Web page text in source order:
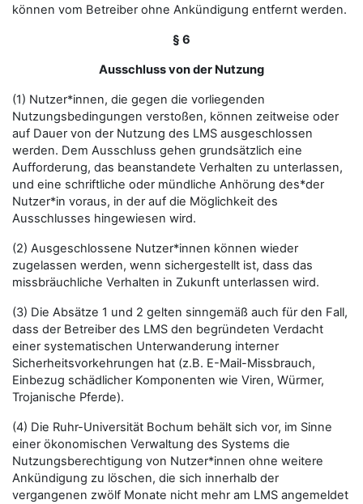
können vom Betreiber ohne Ankündigung entfernt werden.
§ 6
Ausschluss von der Nutzung
(1) Nutzer*innen, die gegen die vorliegenden
Nutzungsbedingungen verstoßen, können zeitweise oder
auf Dauer von der Nutzung des LMS ausgeschlossen
werden. Dem Ausschluss gehen grundsätzlich eine
Aufforderung, das beanstandete Verhalten zu unterlassen,
und eine schriftliche oder mündliche Anhörung des*der
Nutzer*in voraus, in der auf die Möglichkeit des
Ausschlusses hingewiesen wird.
(2) Ausgeschlossene Nutzer*innen können wieder
zugelassen werden, wenn sichergestellt ist, dass das
missbräuchliche Verhalten in Zukunft unterlassen wird.
(3) Die Absätze 1 und 2 gelten sinngemäß auch für den Fall,
dass der Betreiber des LMS den begründeten Verdacht
einer systematischen Unterwanderung interner
Sicherheitsvorkehrungen hat (z.B. E-Mail-Missbrauch,
Einbezug schädlicher Komponenten wie Viren, Würmer,
Trojanische Pferde).
(4) Die Ruhr-Universität Bochum behält sich vor, im Sinne
einer ökonomischen Verwaltung des Systems die
Nutzungsberechtigung von Nutzer*innen ohne weitere
Ankündigung zu löschen, die sich innerhalb der
vergangenen zwölf Monate nicht mehr am LMS angemeldet